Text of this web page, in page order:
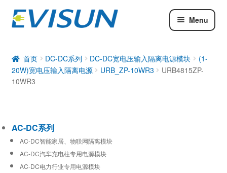
Menu
DC-DC系列
工业通信模块
首页 DC-DC系列 DC-DC宽电压输入隔离电源模块
(1-
20W)宽电压输入隔离电源
URB_ZP-10WR3
URB4815ZP-
10WR3
AC-DC系列
AC-DC智能家居、物联网隔离模块
AC-DC汽车充电柱专用电源模块
AC-DC电力行业专用电源模块